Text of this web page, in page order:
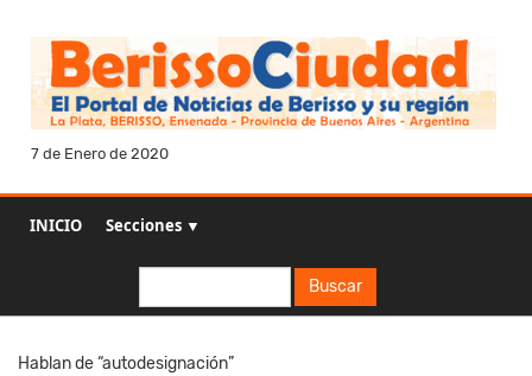
7 de Enero de 2020
INICIO Secciones ▼
Buscar
Hablan de “autodesignación”